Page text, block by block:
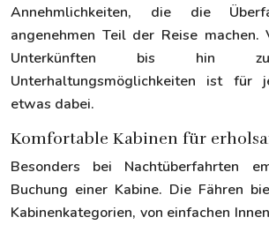
Annehmlichkeiten, die die
angenehmen Teil der Reise machen.
Unterkünften bis hin zu
Unterhaltungsmöglichkeiten ist für
etwas dabei.
Komfortable Kabinen für
Besonders bei Nachtüberfahrten
Buchung einer Kabine. Die Fähren
Kabinenkategorien, von einfachen